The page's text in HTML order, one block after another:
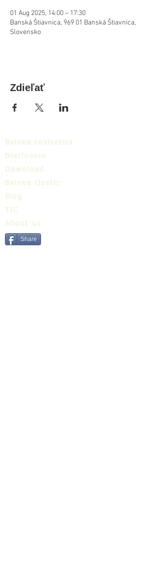
01 Aug 2025, 14:00 – 17:30
Banská Štiavnica, 969 01 Banská Štiavnica,
Slovensko
Zdieľať
Balnea cosmetics
Disclosure
Download
Balnea cluster
Blog
TIC
About us
Share